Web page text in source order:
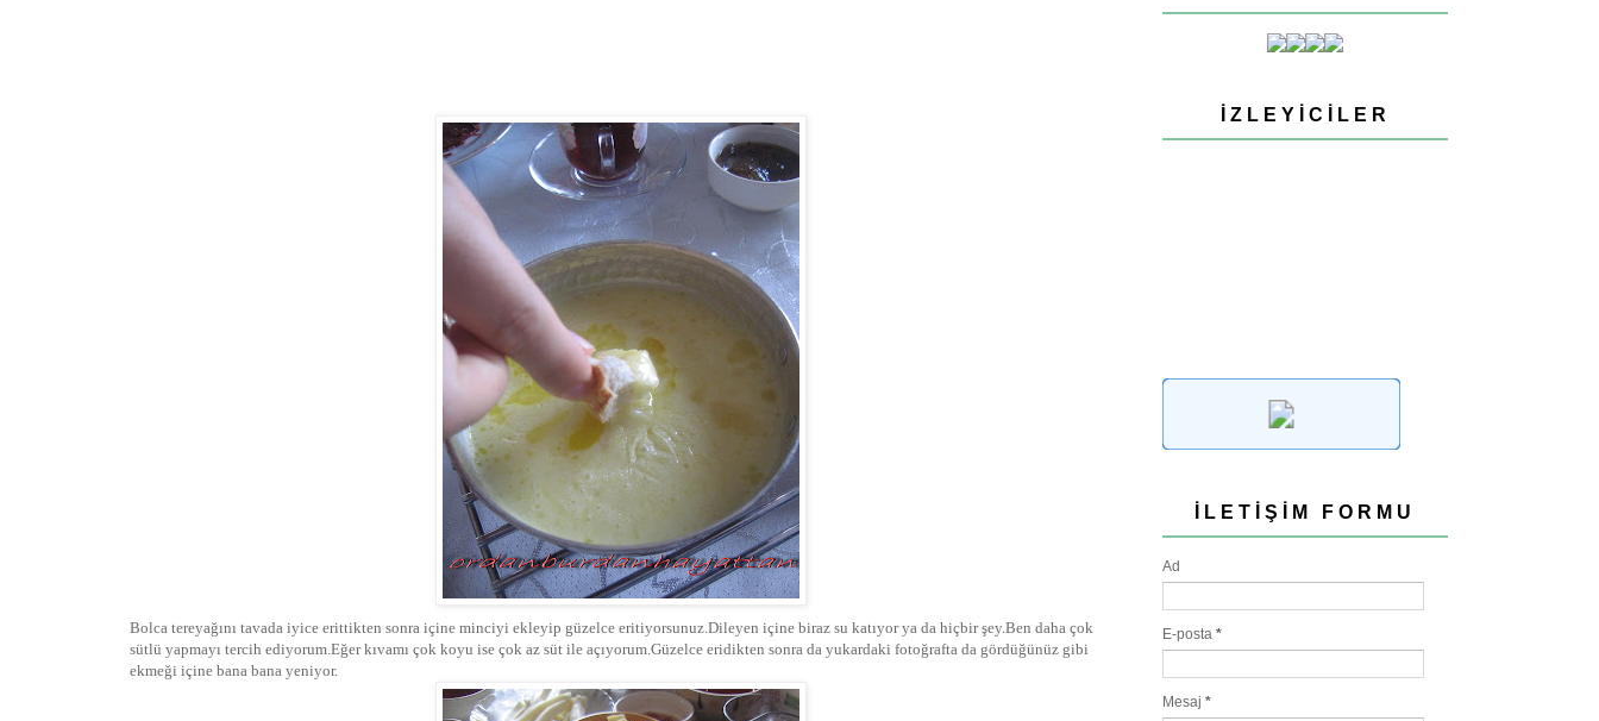
Bolca tereyağını tavada iyice erittikten sonra içine minciyi ekleyip güzelce eritiyorsunuz.Dileyen içine biraz su katıyor ya da hiçbir şey.Ben daha çok
sütlü yapmayı tercih ediyorum.Eğer kıvamı çok koyu ise çok az süt ile açıyorum.Güzelce eridikten sonra da yukardaki fotoğrafta da gördüğünüz gibi
ekmeği içine bana bana yeniyor.
İZLEYICILER
İLETIŞIM FORMU
Ad
E-posta *
Mesaj *